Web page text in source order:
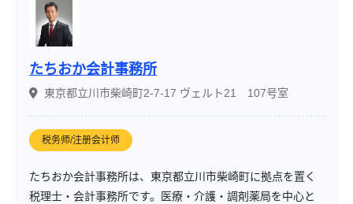
たちおか会計事務所
東京都立川市柴崎町2-7-17 ヴェルト21 107号室
税务师/注册会计师
たちおか会計事務所は、東京都立川市柴崎町に拠点を置く
税理士・会計事務所です。医療・介護・調剤薬局を中心と